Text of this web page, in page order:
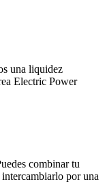
una liquidez
Electric Power
combinar tu
por una